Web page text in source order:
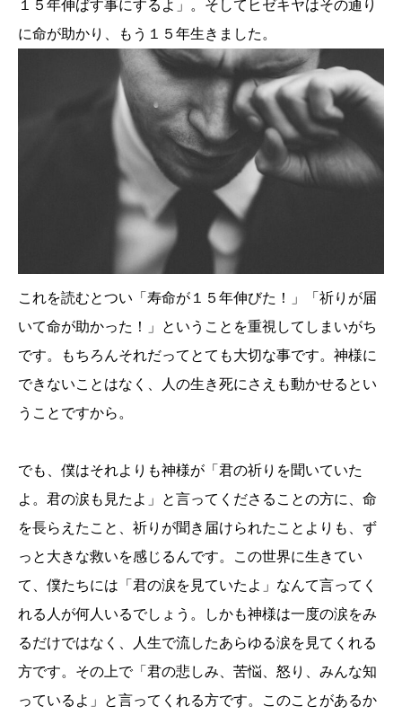
１５年伸ばす事にするよ」。そしてヒゼキヤはその通り
に命が助かり、もう１５年生きました。
これを読むとつい「寿命が１５年伸びた！」「祈りが届
いて命が助かった！」ということを重視してしまいがち
です。もちろんそれだってとても大切な事です。神様に
できないことはなく、人の生き死にさえも動かせるとい
うことですから。
でも、僕はそれよりも神様が「君の祈りを聞いていた
よ。君の涙も見たよ」と言ってくださることの方に、命
を長らえたこと、祈りが聞き届けられたことよりも、ず
っと大きな救いを感じるんです。この世界に生きてい
て、僕たちには「君の涙を見ていたよ」なんて言ってく
れる人が何人いるでしょう。しかも神様は一度の涙をみ
るだけではなく、人生で流したあらゆる涙を見てくれる
方です。その上で「君の悲しみ、苦悩、怒り、みんな知
っているよ」と言ってくれる方です。このことがあるか